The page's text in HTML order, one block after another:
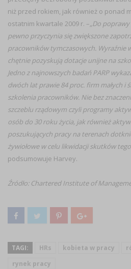
niż przed rokiem, jak również o ponad
ostatnim kwartale 2009 r. –„Do
pewno przyczynia się zwiększone
pracowników tymczasowych. Wyraźnie
chętnie pozyskują dotacje unijne na
Jedno z najnowszych badań PARP
dwóch lat prawie 84 proc. firm małych i
szkolenia pracowników. Nie bez
szczeblu rządowym czyli programy
osób do 30 roku życia, jak również
poszukujących pracy na terenach
żywiołowe w celu likwidacji skutków
podsumowuje Harvey.
Źródło: Chartered Institute of
TAGI: HRs kobieta w pracy
rynek pracy